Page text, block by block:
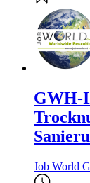
GWH-
Job World